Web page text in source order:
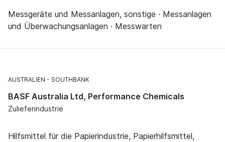
Messgeräte und Messanlagen, sonstige · Messanlagen
und Überwachungsanlagen · Messwarten
AUSTRALIEN SOUTHBANK
BASF Australia Ltd, Performance Chemicals
Zulieferindustrie
Hilfsmittel für die Papierindustrie, Papierhilfsmittel,